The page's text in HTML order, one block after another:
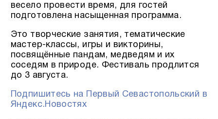
весело провести время, для гостей
подготовлена насыщенная программа.
Это творческие занятия, тематические
мастер-классы, игры и викторины,
посвящённые пандам, медведям и их
соседям в природе. Фестиваль продлится
до 3 августа.
Подпишитесь на Первый Севастопольский в
Яндекс.Новостях